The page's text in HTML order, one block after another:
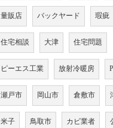
量販店 バックヤード 瑕疵
住宅相談 大津 住宅問題
ピーエス工業 放射冷暖房
瀬戸市 岡山市 倉敷市
米子 鳥取市 カビ業者